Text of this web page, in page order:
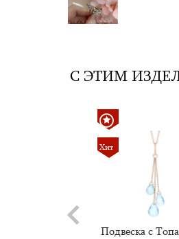
С ЭТИМ
Хит
Подвеска с